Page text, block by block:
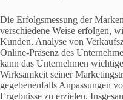
Die Erfolgsmessung der
verschiedene Weise erfolgen,
Kunden, Analyse von
Online-Präsenz des
kann das Unternehmen
Wirksamkeit seiner
gegebenenfalls Anpassungen
Ergebnisse zu erzielen.